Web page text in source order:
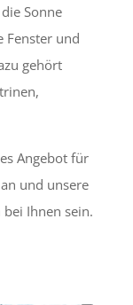
Sonne
Fenster und
gehört
Angebot für
und unsere
Ihnen sein.